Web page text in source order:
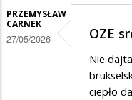
PRZEMYSŁAW
CARNEK
27/05/2026 OZE
Nie
ciepło